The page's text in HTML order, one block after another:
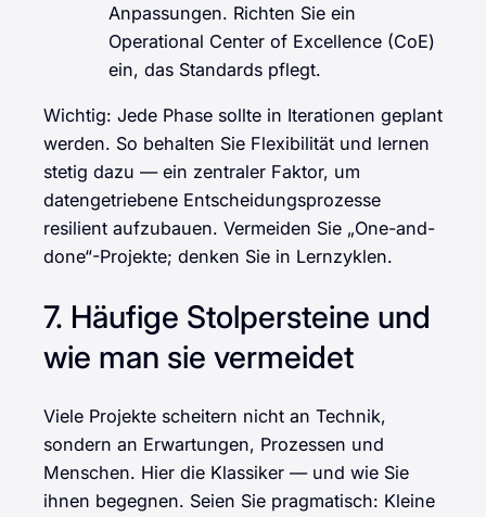
Anpassungen. Richten Sie ein
Operational Center of Excellence (CoE)
ein, das Standards pflegt.
Wichtig: Jede Phase sollte in Iterationen geplant
werden. So behalten Sie Flexibilität und lernen
stetig dazu — ein zentraler Faktor, um
datengetriebene Entscheidungsprozesse
resilient aufzubauen. Vermeiden Sie „One-and-
done“-Projekte; denken Sie in Lernzyklen.
7. Häufige Stolpersteine und
wie man sie vermeidet
Viele Projekte scheitern nicht an Technik,
sondern an Erwartungen, Prozessen und
Menschen. Hier die Klassiker — und wie Sie
ihnen begegnen. Seien Sie pragmatisch: Kleine